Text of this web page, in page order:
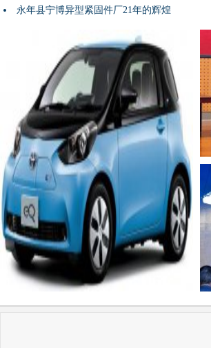
永年县宁博异型紧固件厂21年的辉煌